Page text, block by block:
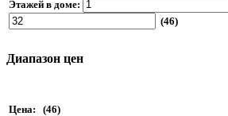
Этажей в доме:
(46)
Диапазон цен
Цена: (46)